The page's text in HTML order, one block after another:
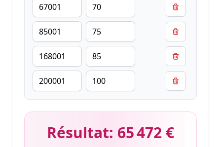
Résultat: 65 472 €